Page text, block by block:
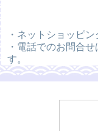
・ネットショッピ
・電話でのお問合
す。